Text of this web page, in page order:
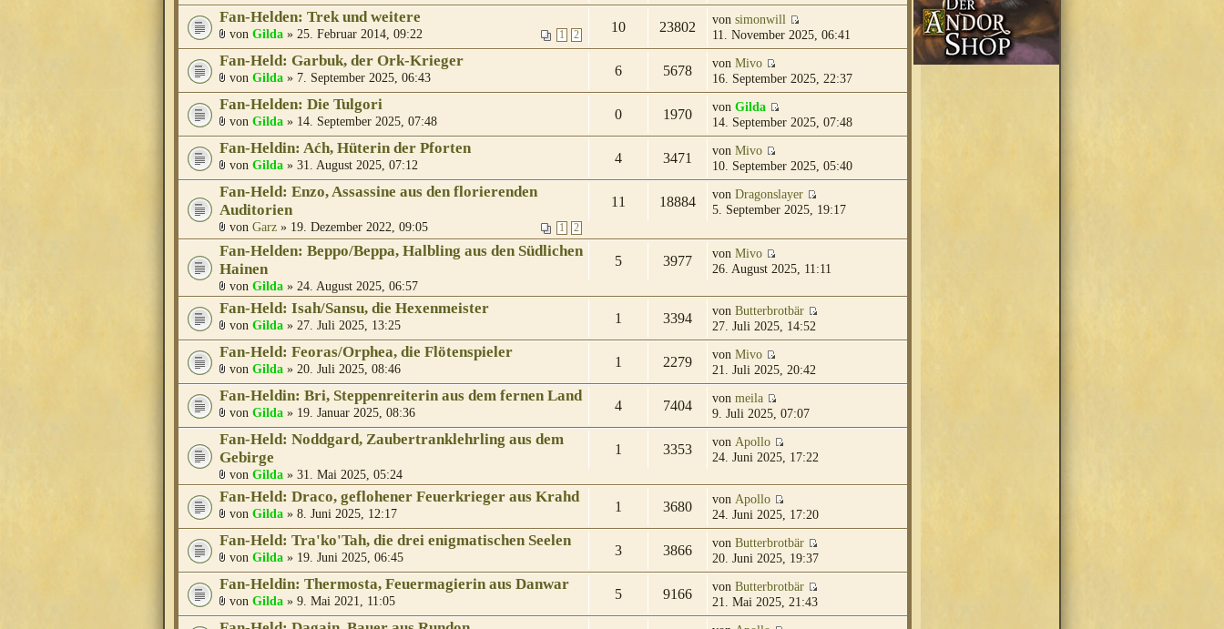
Fan-Helden: Trek und weitere
1 2
von Gilda » 25. Februar 2014, 09:22 10 23802 von simonwill
11. November 2025, 06:41
Fan-Held: Garbuk, der Ork-Krieger
von Gilda » 7. September 2025, 06:43 6 5678 von Mivo
16. September 2025, 22:37
Fan-Helden: Die Tulgori
von Gilda » 14. September 2025, 07:48 0 1970 von Gilda
14. September 2025, 07:48
Fan-Heldin: Aćh, Hüterin der Pforten
von Gilda » 31. August 2025, 07:12 4 3471 von Mivo
10. September 2025, 05:40
Fan-Held: Enzo, Assassine aus den florierenden
Auditorien
1 2
von Garz » 19. Dezember 2022, 09:05
11 18884 von Dragonslayer
5. September 2025, 19:17
Fan-Helden: Beppo/Beppa, Halbling aus den Südlichen
Hainen
von Gilda » 24. August 2025, 06:57
5 3977 von Mivo
26. August 2025, 11:11
Fan-Held: Isah/Sansu, die Hexenmeister
von Gilda » 27. Juli 2025, 13:25 1 3394 von Butterbrotbär
27. Juli 2025, 14:52
Fan-Held: Feoras/Orphea, die Flötenspieler
von Gilda » 20. Juli 2025, 08:46 1 2279 von Mivo
21. Juli 2025, 20:42
Fan-Heldin: Bri, Steppenreiterin aus dem fernen Land
von Gilda » 19. Januar 2025, 08:36 4 7404 von meila
9. Juli 2025, 07:07
Fan-Held: Noddgard, Zaubertranklehrling aus dem
Gebirge
von Gilda » 31. Mai 2025, 05:24
1 3353 von Apollo
24. Juni 2025, 17:22
Fan-Held: Draco, geflohener Feuerkrieger aus Krahd
von Gilda » 8. Juni 2025, 12:17 1 3680 von Apollo
24. Juni 2025, 17:20
Fan-Held: Tra'ko'Tah, die drei enigmatischen Seelen
von Gilda » 19. Juni 2025, 06:45 3 3866 von Butterbrotbär
20. Juni 2025, 19:37
Fan-Heldin: Thermosta, Feuermagierin aus Danwar
von Gilda » 9. Mai 2021, 11:05 5 9166 von Butterbrotbär
21. Mai 2025, 21:43